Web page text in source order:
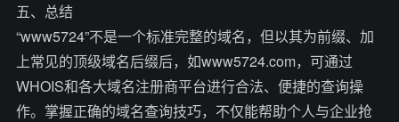
五、总结
“www5724”不是一个标准完整的域名，但以其为前缀、加
上常见的顶级域名后缀后，如www5724.com，可通过
WHOIS和各大域名注册商平台进行合法、便捷的查询操
作。掌握正确的域名查询技巧，不仅能帮助个人与企业抢